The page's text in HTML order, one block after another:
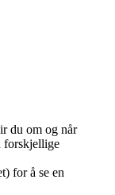
du om og når
forskjellige
for å se en